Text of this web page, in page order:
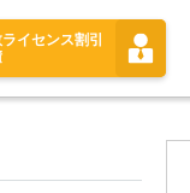
イセンス割引